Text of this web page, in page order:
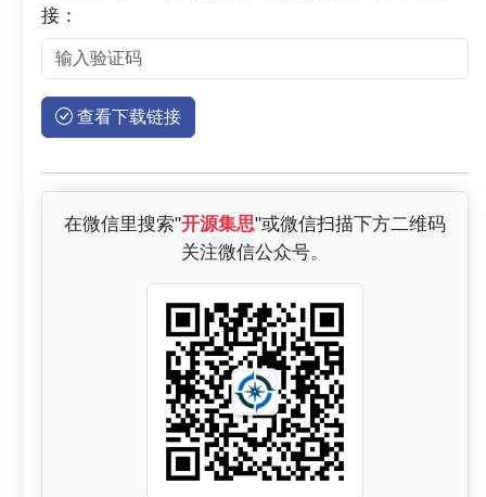
接：
查看下载链接
在微信里搜索"开源集思"或微信扫描下方二维码
关注微信公众号。